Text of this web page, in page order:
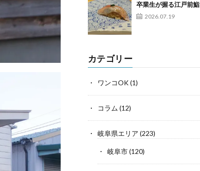
卒業生が握る江戸前鮨
2026.07.19
カテゴリー
ワンコOK(1)
コラム (12)
岐阜県エリア (223)
岐阜市(120)